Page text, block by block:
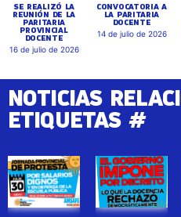
SE REALIZÓ LA
REUNIÓN DE LA
PARITARIA
PROVINCIAL
DOCENTE
16 de julio de 2026
CONVOCATORIA A
LA PARITARIA
DOCENTE
14 de julio de 2026
NOTICIAS
ETIQUETAS #